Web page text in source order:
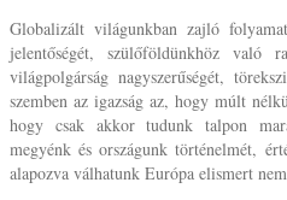
Globalizált világunkban zajló
jelentőségét, szülőföldünkhöz való
világpolgárság nagyszerűségét,
szemben az igazság az, hogy múlt
hogy csak akkor tudunk talpon
megyénk és országunk történelmét,
alapozva válhatunk Európa elismert